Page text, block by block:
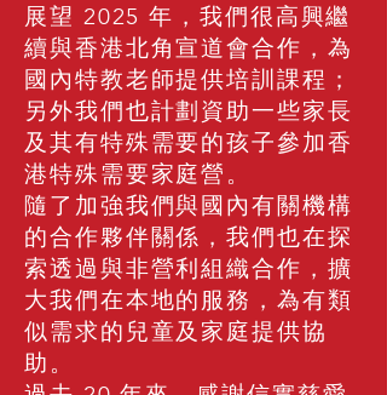
展望 2025 年，我們很高興繼
續與香港北角宣道會合作，為
國內特教老師提供培訓課程；
另外我們也計劃資助一些家長
及其有特殊需要的孩子參加香
港特殊需要家庭營。
隨了加強我們與國內有關機構
的合作夥伴關係，我們也在探
索透過與非營利組織合作，擴
大我們在本地的服務，為有類
似需求的兒童及家庭提供協
助。